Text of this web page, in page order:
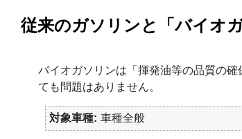
従来のガソリンと「バイオ
バイオガソリンは「揮発油等の品質の
ても問題はありません。
対象車種 車種全般